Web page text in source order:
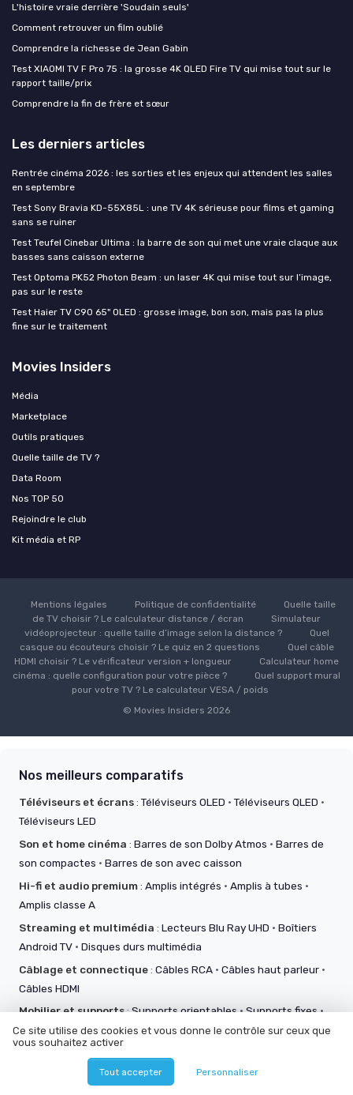
L'histoire vraie derrière 'Soudain seuls'
Comment retrouver un film oublié
Comprendre la richesse de Jean Gabin
Test XIAOMI TV F Pro 75 : la grosse 4K QLED Fire TV qui mise tout sur le
rapport taille/prix
Comprendre la fin de frère et sœur
Les derniers articles
Rentrée cinéma 2026 : les sorties et les enjeux qui attendent les salles
en septembre
Test Sony Bravia KD-55X85L : une TV 4K sérieuse pour films et gaming
sans se ruiner
Test Teufel Cinebar Ultima : la barre de son qui met une vraie claque aux
basses sans caisson externe
Test Optoma PK52 Photon Beam : un laser 4K qui mise tout sur l’image,
pas sur le reste
Test Haier TV C90 65" OLED : grosse image, bon son, mais pas la plus
fine sur le traitement
Movies Insiders
Média
Marketplace
Outils pratiques
Quelle taille de TV ?
Data Room
Nos TOP 50
Rejoindre le club
Kit média et RP
Mentions légales Politique de confidentialité
Quelle taille
de TV choisir ? Le calculateur distance / écran
Simulateur
vidéoprojecteur : quelle taille d’image selon la distance ?
Quel
casque ou écouteurs choisir ? Le quiz en 2 questions
Quel câble
HDMI choisir ? Le vérificateur version + longueur
Calculateur home
cinéma : quelle configuration pour votre pièce ?
Quel support mural
pour votre TV ? Le calculateur VESA / poids
© Movies Insiders 2026
Nos meilleurs comparatifs
Téléviseurs et écrans:Téléviseurs OLED ·Téléviseurs QLED ·
Téléviseurs LED
Son et home cinéma : Barres de son Dolby Atmos · Barres de
son compactes · Barres de son avec caisson
Hi-fi et audio premium: Amplis intégrés · Amplis à tubes ·
Amplis classe A
Streaming et multimédia : Lecteurs Blu Ray UHD · Boîtiers
Android TV · Disques durs multimédia
Câblage et connectique: Câbles RCA · Câbles haut parleur ·
Câbles HDMI
Mobilier et supports:Supports orientables·Supports fixes·
Supports inclinables
Télécommandes connectées
Panneaux acoustiques
Ce site utilise des cookies et vous donne le contrôle sur ceux que
vous souhaitez activer
Tout accepter Personnaliser